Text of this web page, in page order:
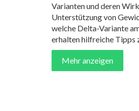
Varianten und deren
Unterstützung von
welche Delta-Variante
erhalten hilfreiche Tipps
Gewichtskontrolle. Das
bieten.
Mehr anzeigen